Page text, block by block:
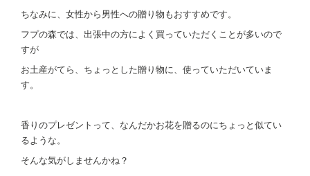
ちなみに、女性から男性への贈り物もおすすめです。
フプの森では、出張中の方によく買っていただくことが多いので
すが
お土産がてら、ちょっとした贈り物に、使っていただいていま
す。
香りのプレゼントって、なんだかお花を贈るのにちょっと似てい
るような。
そんな気がしませんかね？